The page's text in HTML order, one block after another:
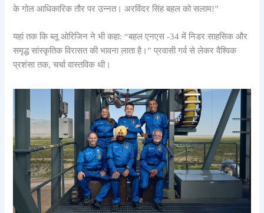
के गोल आधिकारिक तौर पर उन्नत। अरविंदर सिंह बहल को सलाम!”
यहां तक कि ब्लू ओरिजिन ने भी कहा: “बहल एनएस -34 में निडर साहसिक और
समृद्ध सांस्कृतिक विरासत की भावना लाता है।” प्रवासी गर्व से लेकर वैश्विक
प्रशंसा तक, चर्चा वास्तविक थी।